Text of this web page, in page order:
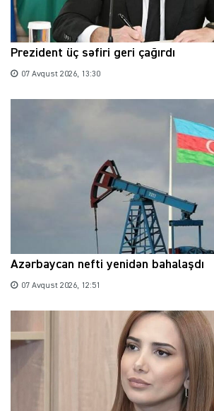
Prezident üç səfiri geri çağırdı
07 Avqust 2026, 13:30
Azərbaycan nefti yenidən bahalaşdı
07 Avqust 2026, 12:51